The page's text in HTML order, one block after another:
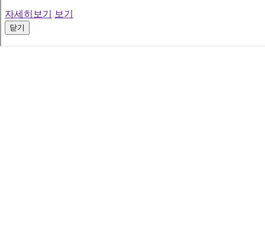
자세히보기 보기
닫기